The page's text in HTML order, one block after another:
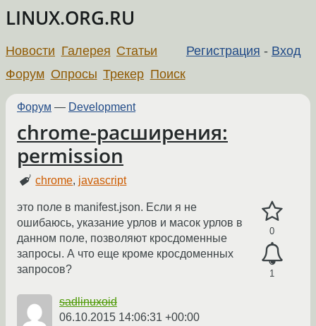
LINUX.ORG.RU
Регистрация - Вход
Новости Галерея Статьи
Форум Опросы Трекер Поиск
Форум — Development
chrome-расширения:
permission
chrome, javascript
0
1
это поле в manifest.json. Если я не
ошибаюсь, указание урлов и масок урлов в
данном поле, позволяют кросдоменные
запросы. А что еще кроме кросдоменных
запросов?
sadlinuxoid
06.10.2015 14:06:31 +00:00